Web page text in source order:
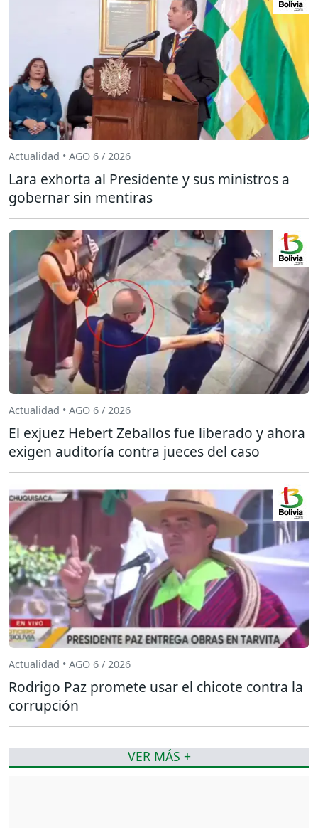
Actualidad • AGO 6 / 2026
Lara exhorta al Presidente y sus ministros a
gobernar sin mentiras
Actualidad • AGO 6 / 2026
El exjuez Hebert Zeballos fue liberado y ahora
exigen auditoría contra jueces del caso
Actualidad • AGO 6 / 2026
Rodrigo Paz promete usar el chicote contra la
corrupción
VER MÁS +